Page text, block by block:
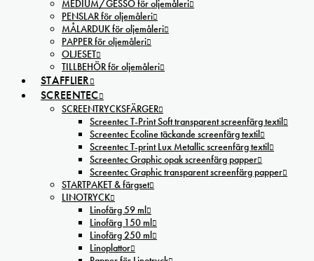
MEDIUM/GESSO för oljemåleri
PENSLAR för oljemåleri
MÅLARDUK för oljemåleri
PAPPER för oljemåleri
OLJESET
TILLBEHÖR för oljemåleri
STAFFLIER
SCREENTEC
SCREENTRYCKSFÄRGER
Screentec T-Print Soft transparent screenfärg textil
Screentec Ecoline täckande screenfärg textil
Screentec T-print Lux Metallic screenfärg textil
Screentec Graphic opak screenfärg papper
Screentec Graphic transparent screenfärg papper
STARTPAKET & färgset
LINOTRYCK
Linofärg 59 ml
Linofärg 150 ml
Linofärg 250 ml
Linoplattor